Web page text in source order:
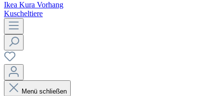
Ikea Kura Vorhang
Kuscheltiere
Menü schließen